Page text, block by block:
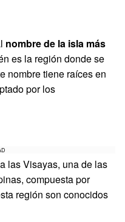
nombre de la isla más
es la región donde se
nombre tiene raíces en
por los
las Visayas, una de las
compuesta por
región son conocidos